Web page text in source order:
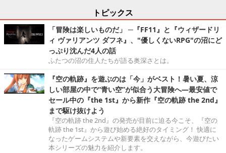
トピックス
「冒険は楽しいものだ」 ─『FF11』と『ウィザードリ
ィ ヴァリアンツ ダフネ』、"優しくないRPG"の沼にど
っぷり沈んだ4人の話
ふたつの沼の住人たちが語る奥深さとは。
『空の軌跡』を遊ぶのは「今」がベスト！暑い夏、涼
しい部屋の中で“青い空”が似合う大冒険へ―最安値で
セール中の『the 1st』から新作『空の軌跡 the 2nd』
まで駆け抜けよう
『空の軌跡 the 2nd』の発売が目前に迫る今こそ、『空の
軌跡 the 1st』から遊び始める絶好のタイミング！ 快適に
なったゲームシステムや新要素を交えながら、今遊びたい
本シリーズの魅力を紹介します。